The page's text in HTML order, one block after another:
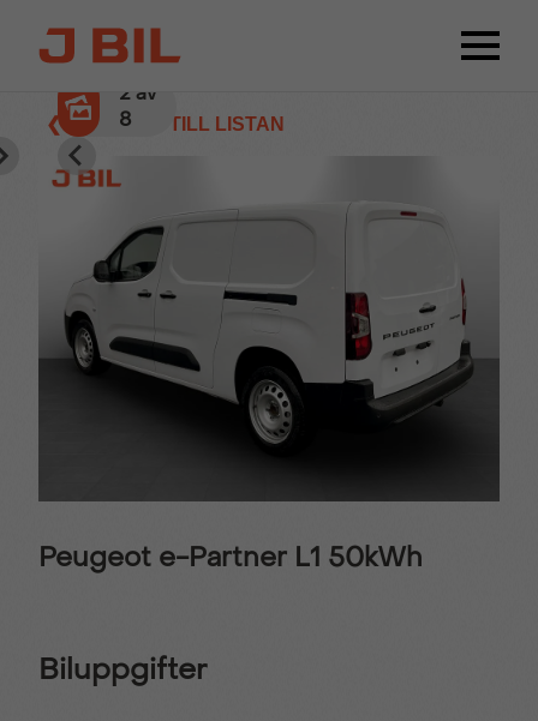
❮ TILLBAKA TILL LISTAN
2av
8
Peugeot e-Partner L1 50kWh
Biluppgifter